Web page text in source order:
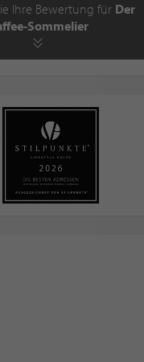
Ihre Bewertung für Der
Sommelier